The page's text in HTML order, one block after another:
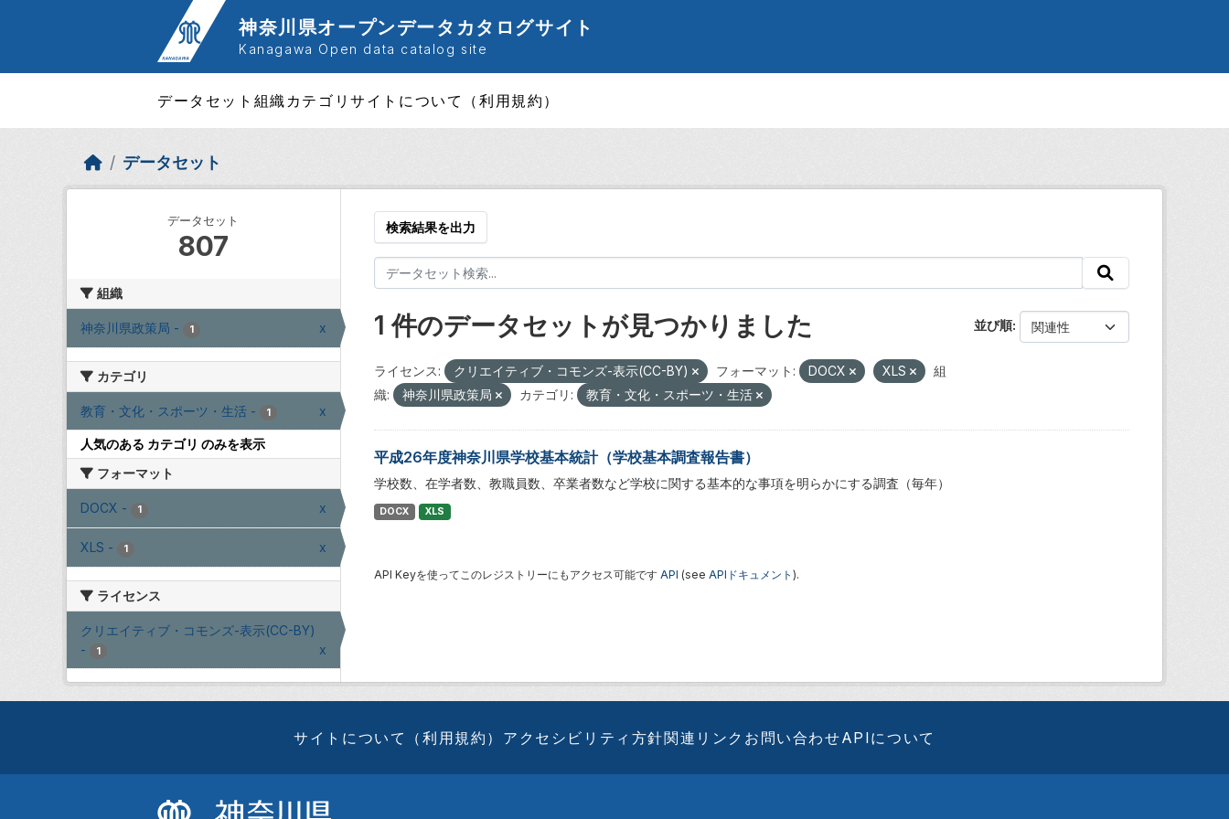
神奈川県オープンデータカタログサイト
Kanagawa Open data catalog site
データセット 組織 カテゴリサイトについて（利用規約）
データセット
データセット
807
組織
神奈川県政策局 - 1 x
カテゴリ
教育・文化・スポーツ・生活 - 1 x
人気のある カテゴリ のみを表示
フォーマット
DOCX - 1 x
XLS - 1 x
ライセンス
クリエイティブ・コモンズ-表示(CC-BY)
-
1 x
検索結果を出力
並び順
1 件のデータセットが見つかりました
ライセンス: クリエイティブ・コモンズ-表示(CC-BY) フォーマット: DOCX XLS
組
織:
神奈川県政策局 カテゴリ: 教育・文化・スポーツ・生活
平成26年度神奈川県学校基本統計（学校基本調査報告書）
学校数、在学者数、教職員数、卒業者数など学校に関する基本的な事項を明らかにする調査（毎年）
DOCX XLS
API Keyを使ってこのレジストリーにもアクセス可能です API (see APIドキュメント ).
サイトについて（利用規約） アクセシビリティ方針関連リンク お問い合わせAPIについて